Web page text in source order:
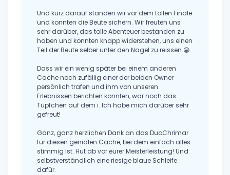
Und kurz darauf standen wir vor dem tollen Finale
und konnten die Beute sichern. Wir freuten uns
sehr darüber, das tolle Abenteuer bestanden zu
haben und konnten knapp widerstehen, uns einen
Teil der Beute selber unter den Nagel zu reissen 😁.
Dass wir ein wenig später bei einem anderen
Cache noch zufällig einer der beiden Owner
persönlich trafen und ihm von unseren
Erlebnissen berichten konnten, war noch das
Tüpfchen auf dem i. Ich habe mich darüber sehr
gefreut!
Ganz, ganz herzlichen Dank an das DuoChrimar
für diesen genialen Cache, bei dem einfach alles
stimmig ist. Hut ab vor eurer Meisterleistung! Und
selbstverständlich eine riesige blaue Schleife
dafür.